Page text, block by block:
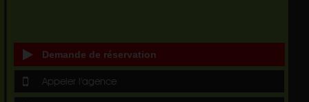
Demande de réservation
Appeler l'agence